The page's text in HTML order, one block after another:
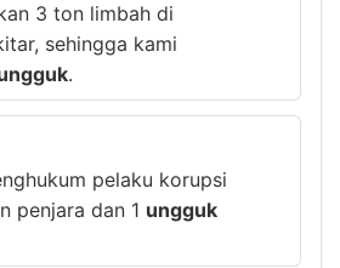
3 ton limbah di
sehingga kami
.
pelaku korupsi
penjara dan 1 ungguk